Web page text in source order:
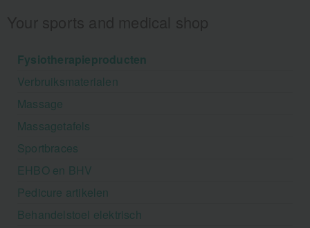
Fysiotherapieproducten
Verbruiksmaterialen
Massage
Massagetafels
Sportbraces
EHBO en BHV
Pedicure artikelen
Behandelstoel elektrisch